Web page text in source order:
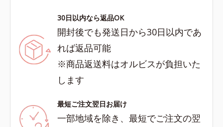
30日以内なら返品OK
開封後でも発送日から30日以内であ
れば返品可能
※商品返送料はオルビスが負担いた
します
最短ご注文翌日お届け
一部地域を除き、最短でご注文の翌